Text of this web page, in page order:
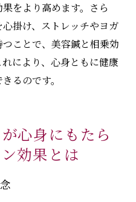
をより高めます。さら
掛け、ストレッチやヨガ
ことで、美容鍼と相乗効
により、心身ともに健康
るのです。
心身にもたら
効果とは